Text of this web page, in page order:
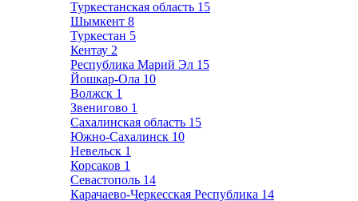
Туркестанская область 15
Шымкент 8
Туркестан 5
Кентау 2
Республика Марий Эл 15
Йошкар-Ола 10
Волжск 1
Звенигово 1
Сахалинская область 15
Южно-Сахалинск 10
Невельск 1
Корсаков 1
Севастополь 14
Карачаево-Черкесская Республика 14